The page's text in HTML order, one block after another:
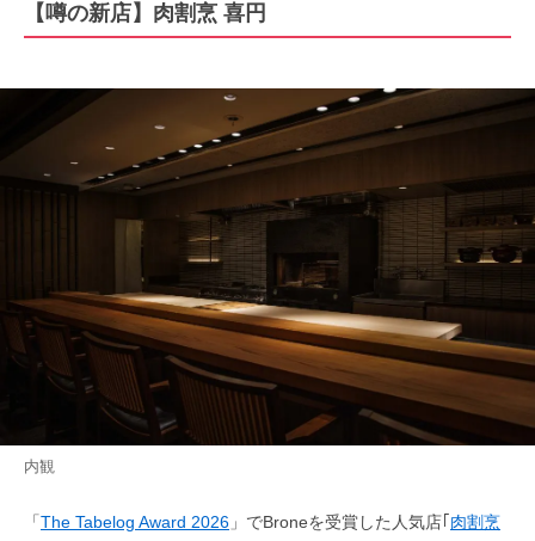
【噂の新店】肉割烹 喜円
内観
「The Tabelog Award 2026 」でBroneを受賞した人気店｢ 肉割烹